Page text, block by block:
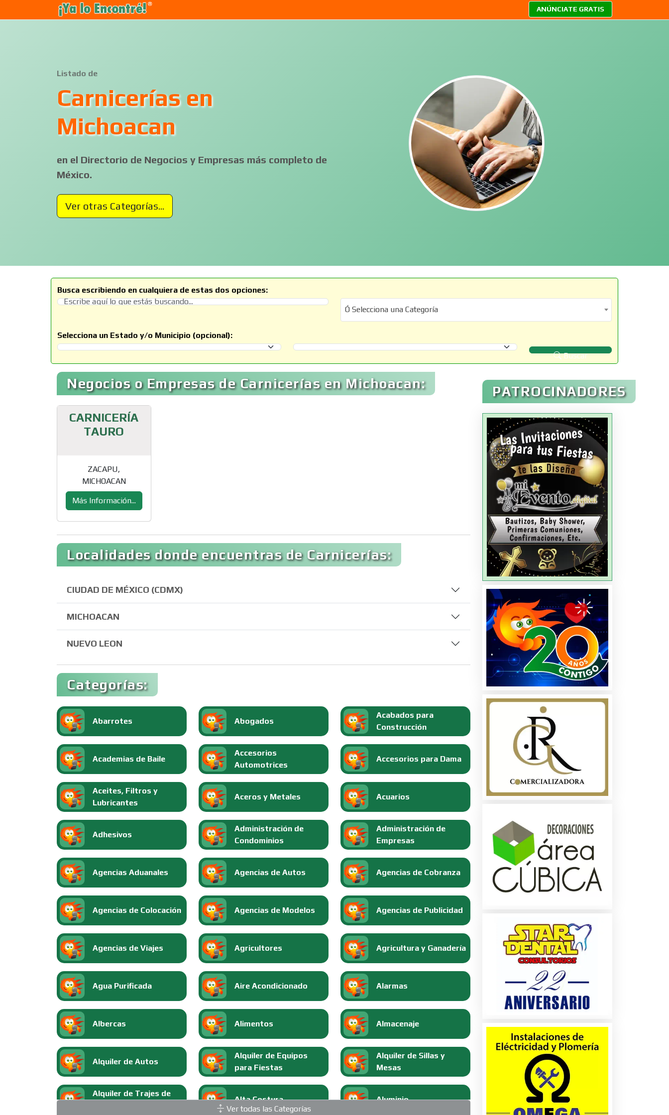
ANÚNCIATE GRATIS
Listado de
Carnicerías en
Michoacan
en el Directorio de Negocios y Empresas más completo de
México.
Ver otras Categorías...
Busca escribiendo en cualquiera de estas dos opciones:
Ó Selecciona una Categoría
Ó Selecciona una Categoría
Selecciona un Estado y/o Municipio (opcional):
Selecciona un Estado
Selecciona un Municipio
Buscar
Negocios o Empresas de Carnicerías en Michoacan:
CARNICERÍA
TAURO
ZACAPU,
MICHOACAN
Más Información...
Localidades donde encuentras de Carnicerías:
CIUDAD DE MÉXICO (CDMX)
MICHOACAN
NUEVO LEON
Categorías:
Abarrotes Abogados
Acabados para
Construcción
Academias de Baile
Accesorios
Automotrices
Accesorios para Dama
Aceites, Filtros y
Lubricantes
Aceros y Metales Acuarios
Adhesivos
Administración de
Condominios
Administración de
Empresas
Agencias Aduanales Agencias de Autos Agencias de Cobranza
Agencias de Colocación Agencias de Modelos Agencias de Publicidad
Agencias de Viajes Agricultores Agricultura y Ganadería
Agua Purificada Aire Acondicionado Alarmas
Albercas Alimentos Almacenaje
Alquiler de Autos
Alquiler de Equipos
para Fiestas
Alquiler de Sillas y
Mesas
Alquiler de Trajes de
Alta Costura Aluminio
Ver todas las Categorías
PATROCINADORES